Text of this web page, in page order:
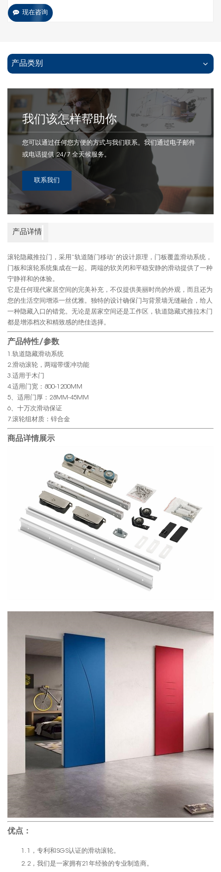
现在咨询
产品类别
我们该怎样帮助你
您可以通过任何您方便的方式与我们联系。我们通过电子邮件
或电话提供 24/7 全天候服务。
联系我们
产品详情
滚轮隐藏推拉门，采用“轨道随门移动”的设计原理，门板覆盖滑动系统，
门板和滚轮系统集成在一起。两端的软关闭和平稳安静的滑动提供了一种
宁静祥和的体验。
它是任何现代家居空间的完美补充，不仅提供美丽时尚的外观，而且还为
您的生活空间增添一丝优雅。独特的设计确保门与背景墙无缝融合，给人
一种隐藏入口的错觉。无论是居家空间还是工作区，轨道隐藏式推拉木门
都是增添档次和精致感的绝佳选择。
产品特性/参数
1.轨道隐藏滑动系统
2.滑动滚轮，两端带缓冲功能
3.适用于木门
4.适用门宽：800-1200MM
5、适用门厚：28MM-45MM
6、十万次滑动保证
7.滚轮组材质：锌合金
商品详情展示
优点：
1，专利和SGS认证的滑动滚轮。
2，我们是一家拥有21年经验的专业制造商。